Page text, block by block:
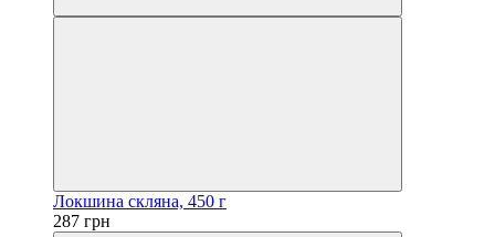
Локшина скляна, 450 г
287 грн